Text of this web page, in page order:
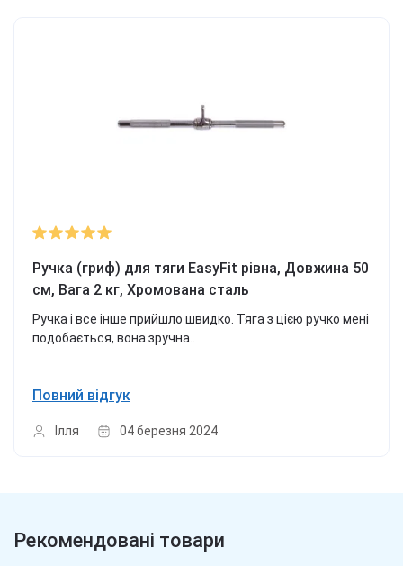
Ручка (гриф) для тяги EasyFit рівна, Довжина 50
см, Вага 2 кг, Хромована сталь
Ручка і все інше прийшло швидко. Тяга з цією ручко мені
подобається, вона зручна..
Повний відгук
Ілля 04 березня 2024
Рекомендовані товари